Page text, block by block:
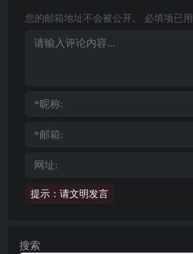
提示：请文明发言
您的邮箱地址不会被公开。 必填项已用
搜索